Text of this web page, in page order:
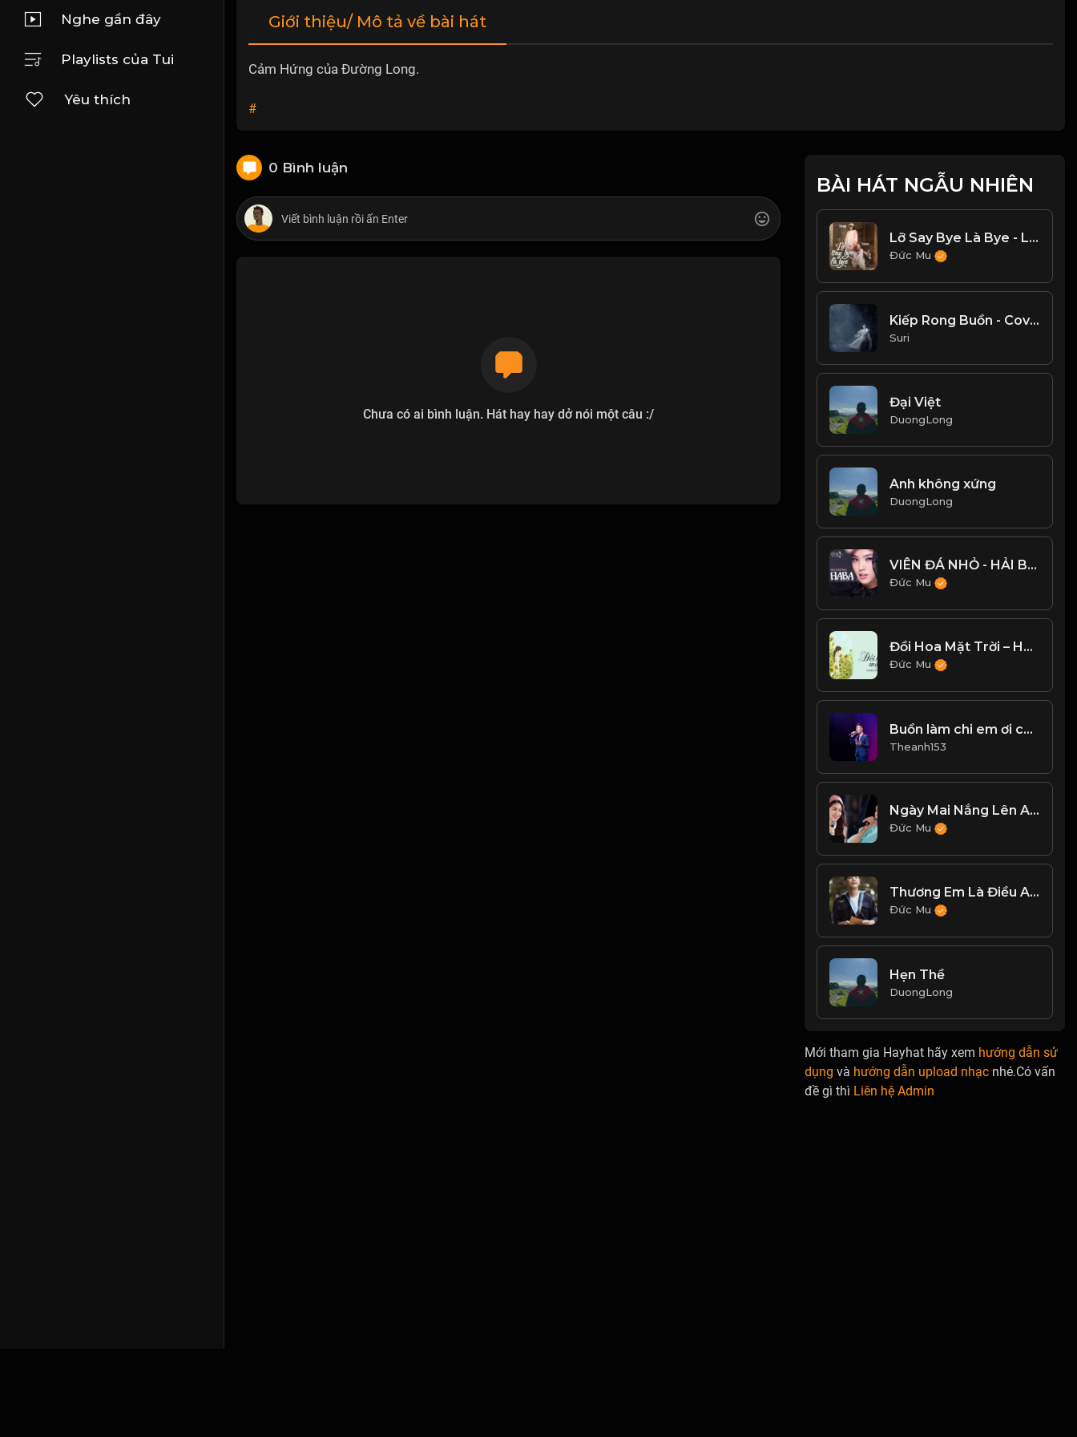
Nghe gần đây
Playlists của Tui
Yêu thích
Giới thiệu/ Mô tả về bài hát
Cảm Hứng của Đường Long.
#
0 Bình luận
Chưa có ai bình luận. Hát hay hay dở nói một câu :/
BÀI HÁT NGẪU NHIÊN
Lỡ Say Bye Là Bye - Lemese, Changg
Đức Mu
Kiếp Rong Buồn - Cover
Suri
Đại Việt
DuongLong
Anh không xứng
DuongLong
VIÊN ĐÁ NHỎ - HẢI BĂNG
Đức Mu
Đồi Hoa Mặt Trời – Hoàng Yến Chibi
Đức Mu
Buồn làm chi em ơi cover
Theanh153
Ngày Mai Nắng Lên Anh Sẽ Về - Anh Tú, Hòa Minzy
Đức Mu
Thương Em Là Điều Anh Không Thể Ngờ - Noo Phước Thịnh
Đức Mu
Hẹn Thề
DuongLong
Mới tham gia Hayhat hãy xem hướng dẫn sử
dụng và hướng dẫn upload nhạc nhé.Có vấn
đề gì thì Liên hệ Admin